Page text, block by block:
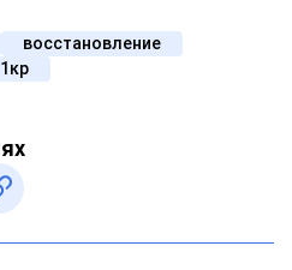
восстановление
1кр